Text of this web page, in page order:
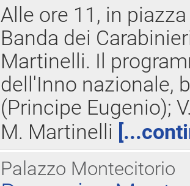
Alle ore 11, in
Banda dei
Martinelli. Il
dell'Inno nazionale,
(Principe Eugenio);
M. Martinelli
Palazzo Montecitorio